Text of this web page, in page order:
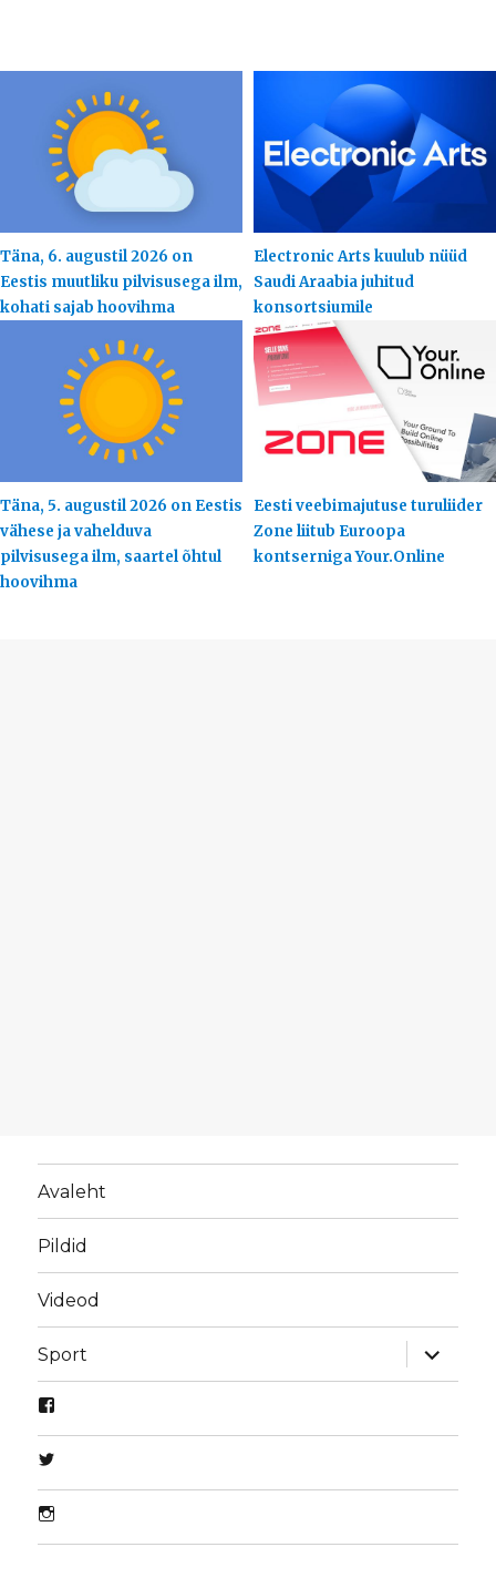
Täna, 6. augustil 2026 on
Eestis muutliku pilvisusega ilm,
kohati sajab hoovihma
Electronic Arts kuulub nüüd
Saudi Araabia juhitud
konsortsiumile
Täna, 5. augustil 2026 on Eestis
vähese ja vahelduva
pilvisusega ilm, saartel õhtul
hoovihma
Eesti veebimajutuse turuliider
Zone liitub Euroopa
kontserniga Your.Online
Avaleht
Pildid
Videod
Sport
laienda